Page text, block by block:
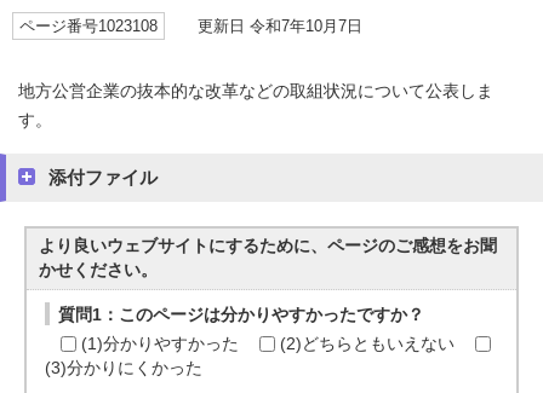
ページ番号1023108 更新日 令和7年10月7日
地方公営企業の抜本的な改革などの取組状況について公表しま
す。
添付ファイル
より良いウェブサイトにするために、ページのご感想をお聞
かせください。
質問1：このページは分かりやすかったですか？
(1)分かりやすかった
(2)どちらともいえない
(3)分かりにくかった